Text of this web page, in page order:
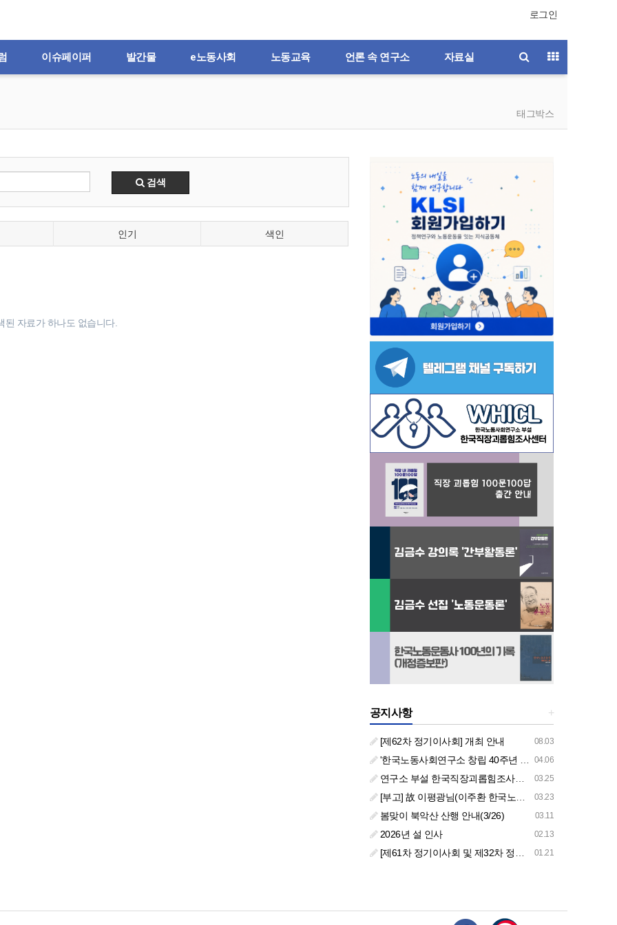
로그인
이슈페이퍼 발간물 e노동사회 노동교육 언론 속 연구소 자료실
태그박스
검색
인기 색인
된 자료가 하나도 없습니다.
+
공지사항
08.03
[제62차 정기이사회] 개최 안내
04.06
'한국노동사회연구소 창립 40주년 기념 행사 안내'
03.25
연구소 부설 한국직장괴롭힘조사센터 '2026년도 주요 사업 안내' (교육/컨설팅)
03.23
[부고] 故 이평광님(이주환 한국노동사회연구소 부소장 부친상)
03.11
봄맞이 북악산 산행 안내(3/26)
02.13
2026년 설 인사
01.21
[제61차 정기이사회 및 제32차 정기총회 합동회의] 개최 안내